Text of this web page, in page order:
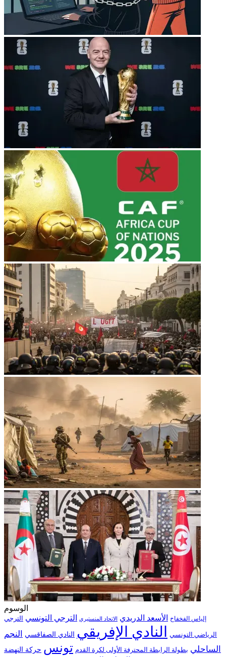
الوسوم
إلياس الفخفاخ الأسعد الدريدي الاتحاد المنستيري الترجي التونسي الترجي
الرياضي التونسي النادي الإفريقي النادي الصفاقسي
النجم
الساحلي بطولة الرابطة المحترفة الأولى لكرة القدم تونس حركة النهضة